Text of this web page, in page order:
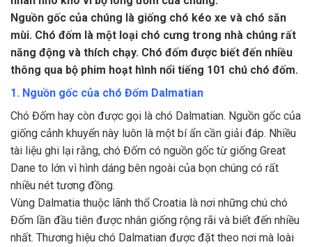
Nguồn gốc của chúng là giống chó kéo xe và chó săn
mùi. Chó đốm là một loại chó cưng trong nhà chúng rất
năng động và thích chạy. Chó đốm được biết đến nhiều
thông qua bộ phim hoạt hình nổi tiếng 101 chú chó đốm.
1. Nguồn gốc của chó Đốm Dalmatian
Chó Đốm hay còn được gọi là chó Dalmatian. Nguồn gốc của
giống cảnh khuyển này luôn là một bí ẩn cần giải đáp. Nhiều
tài liệu ghi lại rằng, chó Đốm có nguồn gốc từ giống Great
Dane to lớn vì hình dáng bên ngoài của bọn chúng có rất
nhiều nét tương đồng.
Vùng Dalmatia thuộc lãnh thổ Croatia là nơi những chú chó
Đốm lần đầu tiên được nhân giống rộng rãi và biết đến nhiều
nhất. Thương hiệu chó Dalmatian được đặt theo nơi mà loài